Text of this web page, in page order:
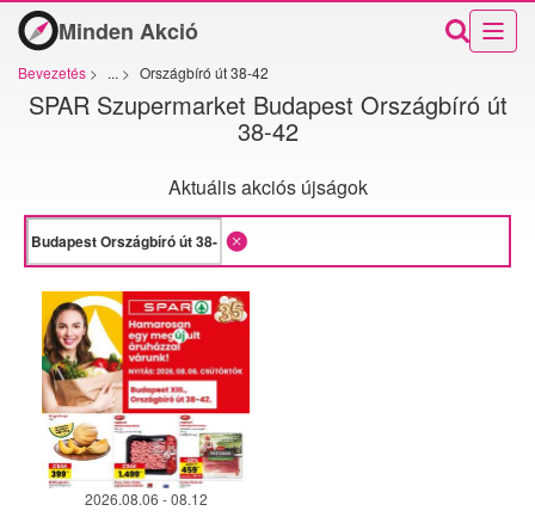
Minden Akció
Bevezetés > ... > Országbíró út 38-42
SPAR Szupermarket Budapest Országbíró út
38-42
Aktuális akciós újságok
2026.08.06 - 08.12